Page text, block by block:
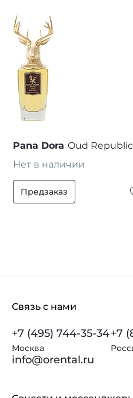
Pana Dora Oud Republic
Нет в наличии
Предзаказ
Связь с нами
+7 (495) 744-35-34
Москва
+7
info@orental.ru